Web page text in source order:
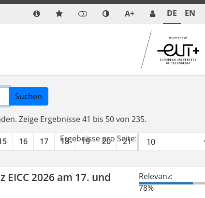
A+ DE EN
Suchen
Zeige Ergebnisse 41 bis 50 von 235.
16 17 18 19 20 21 22
Ergebnisse pro Seite:
2026 am 17. und
Relevanz:
78%